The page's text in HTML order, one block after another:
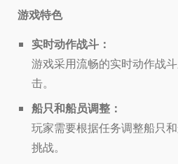
游戏特色
实时动作战斗：
游戏采用流畅的实时动作战
击。
船只和船员调整：
玩家需要根据任务调整船只
挑战。